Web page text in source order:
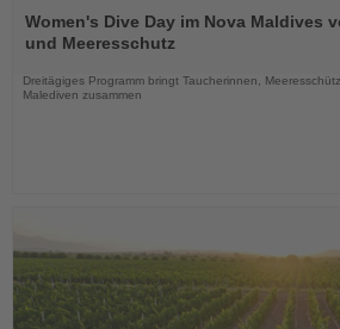
Sie
die
Women's Dive Day im Nova Maldives
und Meeresschutz
Dreitägiges Programm bringt Taucherinnen,
Malediven zusammen